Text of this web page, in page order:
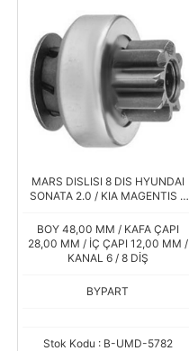
MARS DISLISI 8 DIS HYUNDAI
SONATA 2.0 / KIA MAGENTIS -
BOY 48,00 MM / KAFA ÇAPI
28,00 MM / İÇ ÇAPI 12,00 MM /
KANAL 6 / 8 DİŞ
BYPART
Stok Kodu : B-UMD-5782